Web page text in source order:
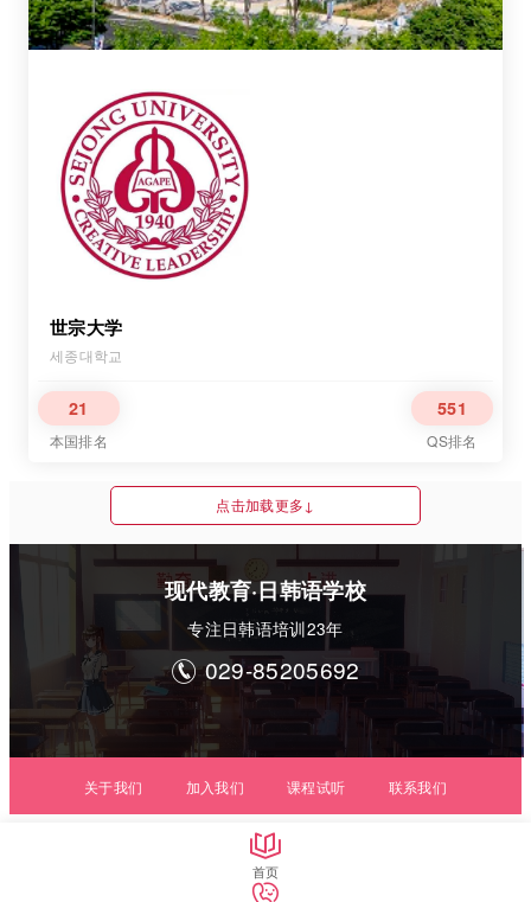
世宗大学
세종대학교
21
本国排名
551
QS排名
点击加载更多↓
现代教育·日韩语学校
专注日韩语培训23年
 029-85205692
关于我们 加入我们 课程试听 联系我们
陕ICP备12010354号-2
Copyright@2018 Rihanyu.com All Right Resverved

首页
